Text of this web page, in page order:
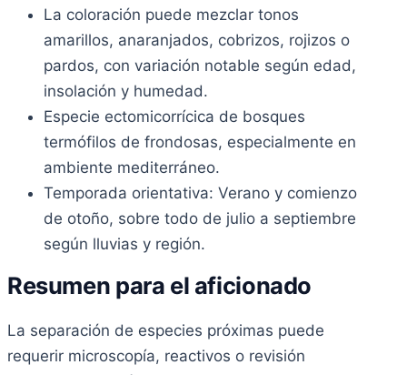
La coloración puede mezclar tonos
amarillos, anaranjados, cobrizos, rojizos o
pardos, con variación notable según edad,
insolación y humedad.
Especie ectomicorrícica de bosques
termófilos de frondosas, especialmente en
ambiente mediterráneo.
Temporada orientativa: Verano y comienzo
de otoño, sobre todo de julio a septiembre
según lluvias y región.
Resumen para el aficionado
La separación de especies próximas puede
requerir microscopía, reactivos o revisión